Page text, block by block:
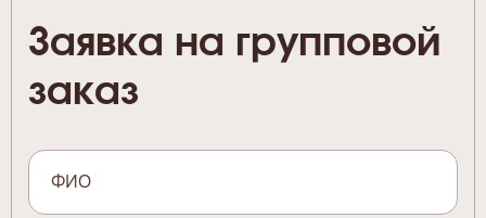
Заявка на групповой
заказ